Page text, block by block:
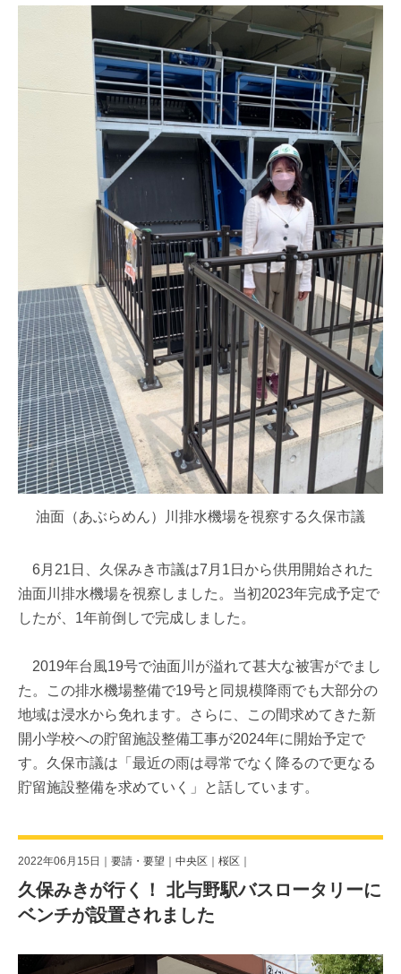
油面（あぶらめん）川排水機場を視察する久保市議
6月21日、久保みき市議は7月1日から供用開始された
油面川排水機場を視察しました。当初2023年完成予定で
したが、1年前倒しで完成しました。
2019年台風19号で油面川が溢れて甚大な被害がでまし
た。この排水機場整備で19号と同規模降雨でも大部分の
地域は浸水から免れます。さらに、この間求めてきた新
開小学校への貯留施設整備工事が2024年に開始予定で
す。久保市議は「最近の雨は尋常でなく降るので更なる
貯留施設整備を求めていく」と話しています。
2022年06月15日｜ 要請・要望 中央区 桜区
久保みきが行く！ 北与野駅バスロータリーに
ベンチが設置されました